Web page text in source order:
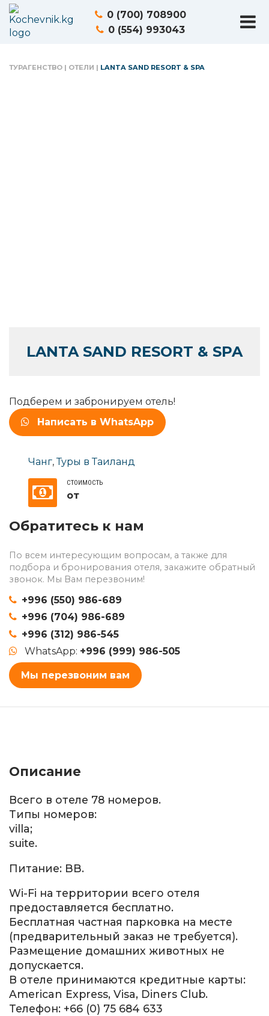
0 (700) 708900
0 (554) 993043
ТУРАГЕНСТВО | ОТЕЛИ | LANTA SAND RESORT & SPA
LANTA SAND RESORT & SPA
Подберем и забронируем отель!
Написать в WhatsApp
Чанг,Туры в Таиланд
СТОИМОСТЬ
от
Обратитесь к нам
По всем интересующим вопросам, а также для
подбора и бронирования отеля, закажите обратный
звонок. Мы Вам перезвоним!
+996 (550) 986-689
+996 (704) 986-689
+996 (312) 986-545
WhatsApp: +996 (999) 986-505
Мы перезвоним вам
Описание
Всего в отеле 78 номеров.
Типы номеров:
villa;
suite.
Питание: BB.
Wi-Fi на территории всего отеля
предоставляется бесплатно.
Бесплатная частная парковка на месте
(предварительный заказ не требуется).
Размещение домашних животных не
допускается.
В отеле принимаются кредитные карты:
American Express, Visa, Diners Club.
Телефон: +66 (0) 75 684 633